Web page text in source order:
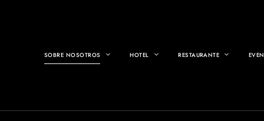
SOBRE NOSOTROS HOTEL RESTAURANTE